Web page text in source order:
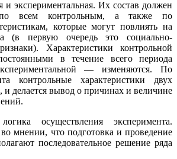
и экспериментальная. Их состав должен
всем контрольным, а также по
которые могут повлиять на
(в первую очередь это социально-
Характеристики контрольной
в течение всего периода
— изменяются. По
контрольные характеристики двух
и делается вывод о причинах и величине
осуществления эксперимента.
мнении, что подготовка и проведение
последовательное решение ряда